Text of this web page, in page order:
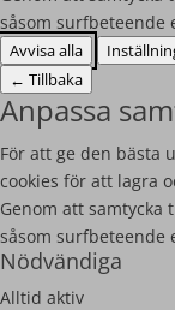
såsom surfbeteende
Avvisa alla
← Tillbaka
Anpassa
För att ge den bästa
cookies för att lagra
Genom att samtycka
såsom surfbeteende
Nödvändiga
Alltid aktiv